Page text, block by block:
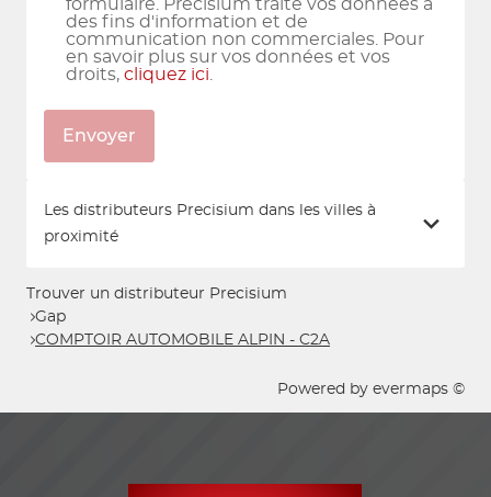
formulaire. Precisium traite vos données à
des fins d'information et de
communication non commerciales. Pour
en savoir plus sur vos données et vos
droits, cliquez ici
Envoyer
Les distributeurs Precisium dans les villes à
proximité
Trouver un distributeur Precisium
Gap
COMPTOIR AUTOMOBILE ALPIN - C2A
Powered by evermaps ©